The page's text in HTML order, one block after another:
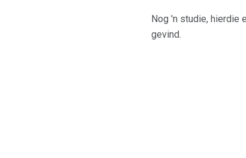
Nog 'n studie, hierdie
gevind.